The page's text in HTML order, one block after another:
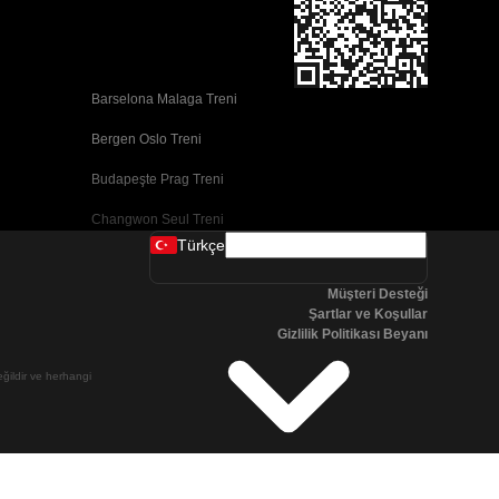
Barselona Malaga Treni
Bergen Oslo Treni
Budapeşte Prag Treni
Changwon Seul Treni
Cork Dublin Treni
ve herhangi
Türkçe
Müşteri Desteği
Şartlar ve Koşullar
Gizlilik Politikası Beyanı